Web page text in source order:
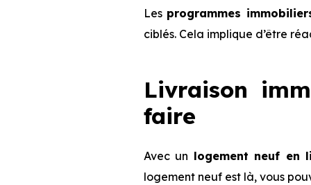
Les programmes
ciblés. Cela implique d’être
Livraison
faire
Avec un logement neuf en
logement neuf est là, vous